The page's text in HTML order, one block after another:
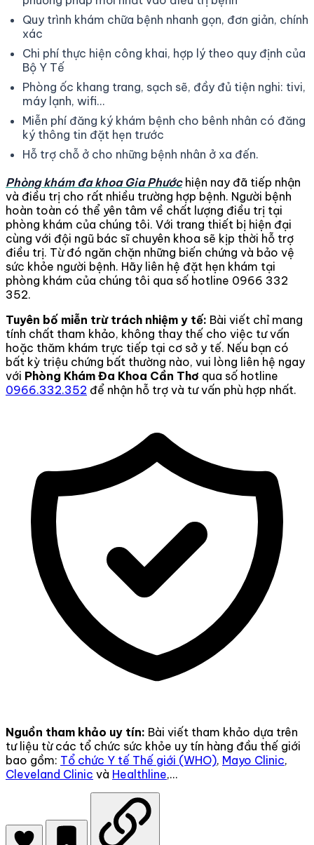
Quy trình khám chữa bệnh nhanh gọn, đơn giản, chính
xác
Chi phí thực hiện công khai, hợp lý theo quy định của
Bộ Y Tế
Phòng ốc khang trang, sạch sẽ, đầy đủ tiện nghi: tivi,
máy lạnh, wifi...
Miễn phí đăng ký khám bệnh cho bênh nhân có đăng
ký thông tin đặt hẹn trước
Hỗ trợ chỗ ở cho những bệnh nhân ở xa đến.
Phòng khám đa khoa Gia Phướchiện nay đã tiếp nhận
và điều trị cho rất nhiều trường hợp bệnh. Người bệnh
hoàn toàn có thể yên tâm về chất lượng điều trị tại
phòng khám của chúng tôi. Với trang thiết bị hiện đại
cùng với đội ngũ bác sĩ chuyên khoa sẽ kịp thời hỗ trợ
điều trị. Từ đó ngăn chặn những biến chứng và bảo vệ
sức khỏe người bệnh. Hãy liên hệ đặt hẹn khám tại
phòng khám của chúng tôi qua số hotline 0966 332
352.
Tuyên bố miễn trừ trách nhiệm y tế: Bài viết chỉ mang
tính chất tham khảo, không thay thế cho việc tư vấn
hoặc thăm khám trực tiếp tại cơ sở y tế. Nếu bạn có
bất kỳ triệu chứng bất thường nào, vui lòng liên hệ ngay
với Phòng Khám Đa Khoa Cần Thơ qua số hotline
0966.332.352 để nhận hỗ trợ và tư vấn phù hợp nhất.
Nguồn tham khảo uy tín: Bài viết tham khảo dựa trên
tư liệu từ các tổ chức sức khỏe uy tín hàng đầu thế giới
bao gồm: Tổ chức Y tế Thế giới (WHO), Mayo Clinic,
Cleveland Clinic và Healthline,...